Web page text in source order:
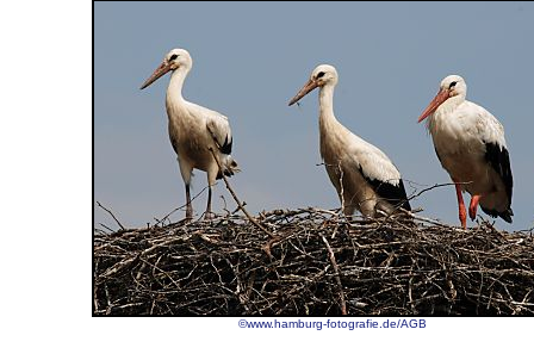
©www.hamburg-fotografie.de/AGB